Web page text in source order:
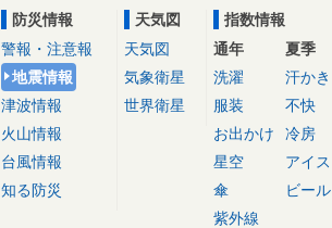
防災情報
警報・注意報
地震情報
津波情報
火山情報
台風情報
知る防災
天気図
天気図
気象衛星
世界衛星
指数情報
通年
洗濯
服装
お出かけ
星空
傘
紫外線
夏季
汗かき
不快
冷房
アイス
ビール